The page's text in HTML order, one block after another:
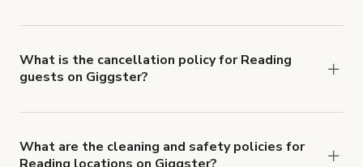
What is the cancellation policy for Reading
guests on Giggster?
cancellation and refund policy
What are the cleaning and safety policies for